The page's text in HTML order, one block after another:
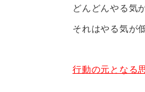
どんどんやる気
それはやる気が
行動の元となる